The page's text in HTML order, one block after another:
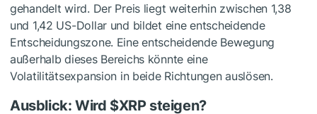
gehandelt wird. Der Preis liegt weiterhin zwischen 1,38
und 1,42 US-Dollar und bildet eine entscheidende
Entscheidungszone. Eine entscheidende Bewegung
außerhalb dieses Bereichs könnte eine
Volatilitätsexpansion in beide Richtungen auslösen.
Ausblick: Wird $XRPsteigen?